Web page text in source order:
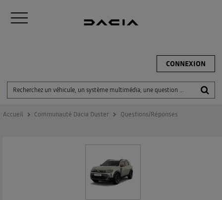
CONNEXION
Accueil Communauté Dacia Duster Questions/Réponses